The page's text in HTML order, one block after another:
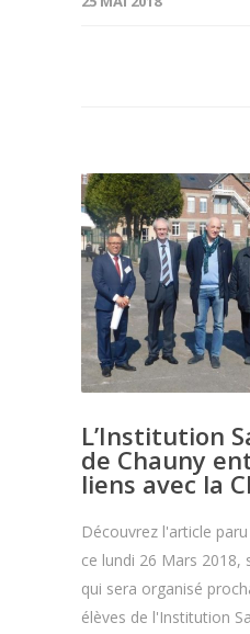
L’Institution
de Chauny
liens avec la
Découvrez l'article
ce lundi 26 Mars 2018,
qui sera organisé
élèves de l'Institution